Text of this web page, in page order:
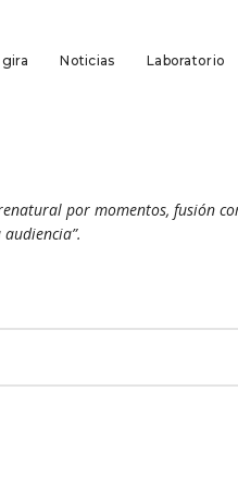
Noticias Laboratorio
por momentos, fusión